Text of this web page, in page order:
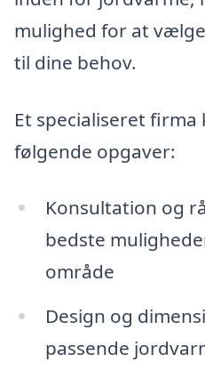
mulighed for at
til dine behov.
Et specialiseret
følgende opgaver:
Konsultation og
bedste
område
Design og
passende